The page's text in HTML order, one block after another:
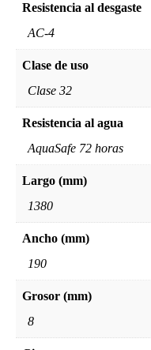
Resistencia al desgaste
AC-4
Clase de uso
Clase 32
Resistencia al agua
AquaSafe 72 horas
Largo (mm)
1380
Ancho (mm)
190
Grosor (mm)
8